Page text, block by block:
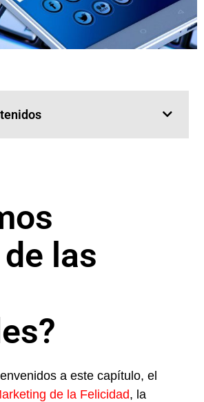
las
a este capítulo, el
de la Felicidad, la